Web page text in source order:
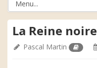
La Reine noire
Pascal Martin